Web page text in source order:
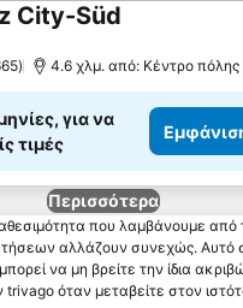
City-Süd
4.6 χλμ. από: Κέντρο πόλης
για να
τιμές
Περισσότερα
που λαμβάνουμε από
αλλάζουν συνεχώς. Αυτό
να μη βρείτε την ίδια
trivago όταν μεταβείτε στον